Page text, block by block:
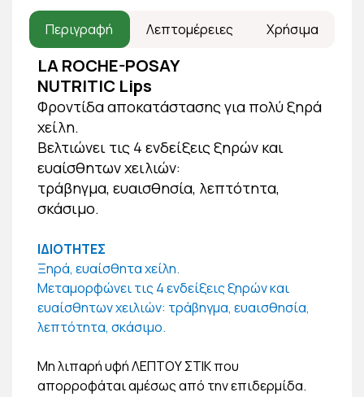
Περιγραφή Λεπτομέρειες Χρήσιμα
LA ROCHE-POSAY
NUTRITIC Lips
Φροντίδα αποκατάστασης για πολύ ξηρά
χείλη.
Βελτιώνει τις 4 ενδείξεις ξηρών και
ευαίσθητων χειλιών:
τράβηγμα, ευαισθησία, λεπτότητα,
σκάσιμο.
ΙΔΙΟΤΗΤΕΣ
Ξηρά, ευαίσθητα χείλη.
Μεταμορφώνει τις 4 ενδείξεις ξηρών και
ευαίσθητων χειλιών: τράβηγμα, ευαισθησία,
λεπτότητα, σκάσιμο.
Μη λιπαρή υφή ΛΕΠΤΟΥ ΣΤΙΚ που
απορροφάται αμέσως από την επιδερμίδα.